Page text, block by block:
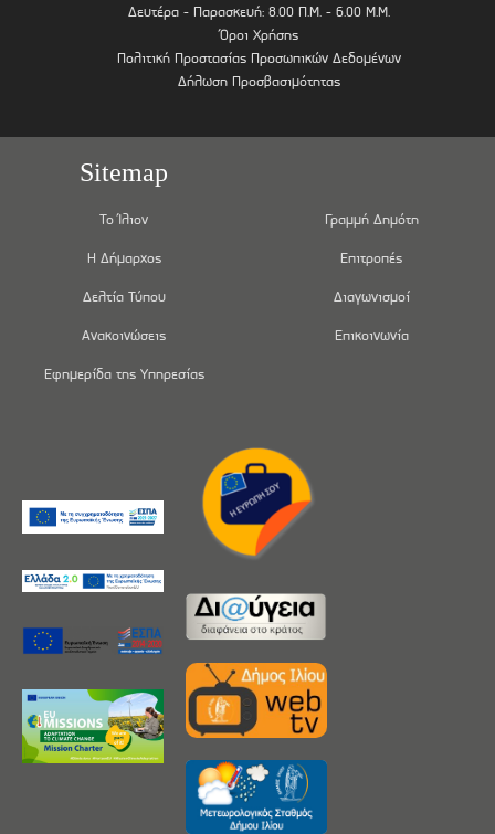
Δευτέρα - Παρασκευή: 8.00 Π.Μ. - 6.00 Μ.Μ.
Όροι Χρήσης
Πολιτική Προστασίας Προσωπικών Δεδομένων
Δήλωση Προσβασιμότητας
Sitemap
Το Ίλιον
Η Δήμαρχος
Δελτία Τύπου
Ανακοινώσεις
Εφημερίδα της Υπηρεσίας
Γραμμή Δημότη
Επιτροπές
Διαγωνισμοί
Επικοινωνία